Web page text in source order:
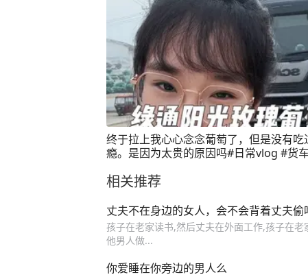
终于拉上我心心念念葡萄了，但是没有吃
瘾。是因为太贵的原因吗#日常vlog #货
相关推荐
丈夫不在身边的女人，会不会背着丈夫
孩子在老家读书,然后丈夫在外面工作,孩子在
他男人做...
你爱睡在你旁边的男人么